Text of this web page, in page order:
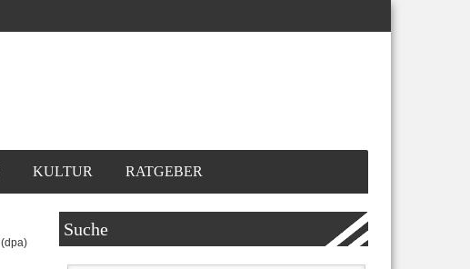
KULTUR RATGEBER
(dpa)
Suche